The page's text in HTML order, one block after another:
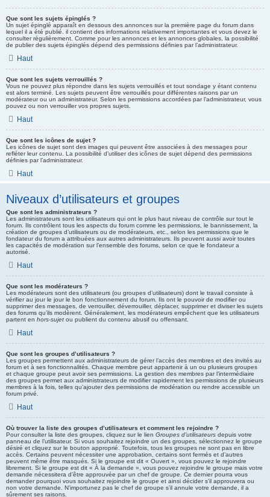
Que sont les sujets épinglés ?
Un sujet épinglé apparaît en dessous des annonces sur la première page du forum dans
lequel il a été publié. il contient des informations relativement importantes et vous devez le
consulter régulièrement. Comme pour les annonces et les annonces globales, la possibilité
de publier des sujets épinglés dépend des permissions définies par l’administrateur.
Haut
Que sont les sujets verrouillés ?
Vous ne pouvez plus répondre dans les sujets verrouillés et tout sondage y étant contenu
est alors terminé. Les sujets peuvent être verrouillés pour différentes raisons par un
modérateur ou un administrateur. Selon les permissions accordées par l’administrateur, vous
pouvez ou non verrouiller vos propres sujets.
Haut
Que sont les icônes de sujet ?
Les icônes de sujet sont des images qui peuvent être associées à des messages pour
refléter leur contenu. La possibilité d’utiliser des icônes de sujet dépend des permissions
définies par l’administrateur.
Haut
Niveaux d’utilisateurs et groupes
Que sont les administrateurs ?
Les administrateurs sont les utilisateurs qui ont le plus haut niveau de contrôle sur tout le
forum. Ils contrôlent tous les aspects du forum comme les permissions, le bannissement, la
création de groupes d’utilisateurs ou de modérateurs, etc., selon les permissions que le
fondateur du forum a attribuées aux autres administrateurs. Ils peuvent aussi avoir toutes
les capacités de modération sur l’ensemble des forums, selon ce que le fondateur a
autorisé.
Haut
Que sont les modérateurs ?
Les modérateurs sont des utilisateurs (ou groupes d’utilisateurs) dont le travail consiste à
vérifier au jour le jour le bon fonctionnement du forum. Ils ont le pouvoir de modifier ou
supprimer des messages, de verrouiller, déverrouiller, déplacer, supprimer et diviser les sujets
des forums qu’ils modèrent. Généralement, les modérateurs empêchent que les utilisateurs
partent en hors-sujet ou publient du contenu abusif ou offensant.
Haut
Que sont les groupes d’utilisateurs ?
Les groupes permettent aux administrateurs de gérer l’accès des membres et des invités au
forum et à ses fonctionnalités. Chaque membre peut appartenir à un ou plusieurs groupes
et chaque groupe peut avoir ses permissions. La gestion des membres par l’intermédiaire
des groupes permet aux administrateurs de modifier rapidement les permissions de plusieurs
membres à la fois, telles qu’ajouter des permissions de modération ou rendre accessible un
forum privé.
Haut
Où trouver la liste des groupes d’utilisateurs et comment les rejoindre ?
Pour consulter la liste des groupes, cliquez sur le lien Groupes d’utilisateurs depuis votre
panneau de l’utilisateur. Si vous souhaitez rejoindre un des groupes, sélectionnez le groupe
désiré et cliquez sur le bouton approprié. Toutefois, tous les groupes ne sont pas en libre
accès. Certains peuvent nécessiter une approbation, certains sont fermés et d’autres
peuvent même être masqués. Si le groupe est dit « Ouvert », vous pouvez le rejoindre
librement. Si le groupe est dit « À la demande », vous pouvez rejoindre le groupe mais votre
demande nécessitera d’être approuvée par un chef de groupe. Ce dernier pourra vous
demander pourquoi vous souhaitez rejoindre le groupe et ainsi décider s’il approuvera ou
non votre demande. N’importunez pas le chef de groupe s’il annule votre demande, il a
sûrement ses raisons.